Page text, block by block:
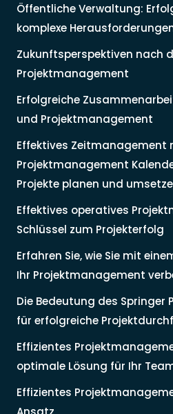
Öffentliche Verwaltung:
komplexe
Zukunftsperspektiven nach
Projektmanagement
Erfolgreiche
und Projektmanagement
Effektives Zeitmanagement
Projektmanagement
Projekte planen und
Effektives operatives
Schlüssel zum Projekterfolg
Erfahren Sie, wie Sie mit
Ihr Projektmanagement
Die Bedeutung des
für erfolgreiche
Effizientes
optimale Lösung für Ihr
Effizientes